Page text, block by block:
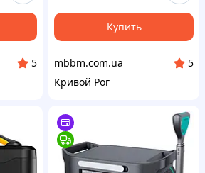
5
Купить
mbbm.com.ua
5
Кривой Рог